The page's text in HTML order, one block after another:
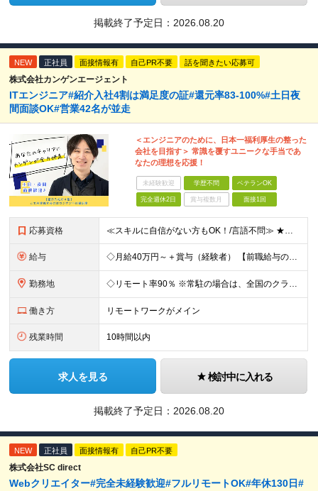
掲載終了予定日： 2026.08.20
NEW 正社員 面接情報有 自己PR不要 話を聞きたい応募可
株式会社カンゲンエージェント
ITエンジニア#紹介入社4割は満足度の証#還元率83-100%#土日夜
間面談OK#営業42名が並走
＜エンジニアのために、日本一福利厚生の整った
会社を目指す＞ 常識を覆すユニークな手当であ
なたの理想を応援！
未経験歓迎 学歴不問 ベテランOK
完全週休2日 賞与複数月 面接1回
応募資格 ≪スキルに自信がない方もOK！/言語不問≫ ★第二新卒歓迎・ブランクがある方も歓迎！ ◆学歴不問 ◆微経験OK（何らかのエンジニア実務経験を1年以上お持ちの方） ＼エンジニアの皆様の不満を解決しま
給与 ◇月給40万円～＋賞与（経験者） 【前職給与の総収入額を保証】 ※上記には固定残業代（30時間分／6万7000円～）が含まれています。超過分は時間外手当を別途支給。 ※試用期間3ヶ月（期間中は契約社員
勤務地 ◇リモート率90％ ※常駐の場合は、全国のクライアント案件にアサイン予定（東京・神奈川・埼玉・千葉・愛知・大阪・福岡メイン） 【拠点】 ◆本社／東京都渋谷区道玄坂1丁目10番8号 渋谷道玄坂東急ビル
働き方 リモートワークがメイン
残業時間 10時間以内
求人を見る 検討中に入れる
掲載終了予定日： 2026.08.20
NEW 正社員 面接情報有 自己PR不要
株式会社SC direct
Webクリエイター#完全未経験歓迎#フルリモートOK#年休130日#